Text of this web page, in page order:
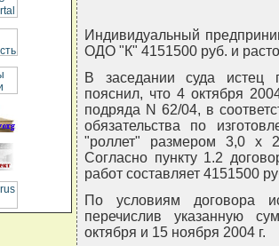
Индивидуальный
ОДО "К" 4151500 руб. и
В заседании суда истец
пояснил, что 4 октября
подряда N 62/04, в
обязательства по
"роллет" размером 3,0 x
Согласно пункту 1.2
работ составляет 4151500
По условиям договора
перечислив указанную
октября и 15 ноября 2004 г.